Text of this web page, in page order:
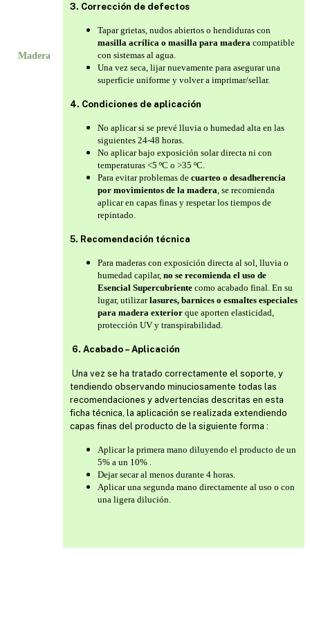
Madera
3. Corrección de defectos
Tapar grietas, nudos abiertos o hendiduras con
masilla acrílica o masilla para madera compatible
con sistemas al agua.
Una vez seca, lijar nuevamente para asegurar una
superficie uniforme y volver a imprimar/sellar.
4. Condiciones de aplicación
No aplicar si se prevé lluvia o humedad alta en las
siguientes 24-48 horas.
No aplicar bajo exposición solar directa ni con
temperaturas <5 ºC o >35 ºC.
Para evitar problemas de cuarteo o desadherencia
por movimientos de la madera , se recomienda
aplicar en capas finas y respetar los tiempos de
repintado.
5. Recomendación técnica
Para maderas con exposición directa al sol, lluvia o
humedad capilar, no se recomienda el uso de
Esencial Supercubriente como acabado final. En su
lugar, utilizarlasures, barnices o esmaltes especiales
para madera exterior que aporten elasticidad,
protección UV y transpirabilidad.
6. Acabado – Aplicación
Una vez se ha tratado correctamente el soporte, y
tendiendo observando minuciosamente todas las
recomendaciones y advertencias descritas en esta
ficha técnica, la aplicación se realizada extendiendo
capas finas del producto de la siguiente forma :
Aplicar la primera mano diluyendo el producto de un
5% a un 10% .
Dejar secar al menos durante 4 horas.
Aplicar una segunda mano directamente al uso o con
una ligera dilución.